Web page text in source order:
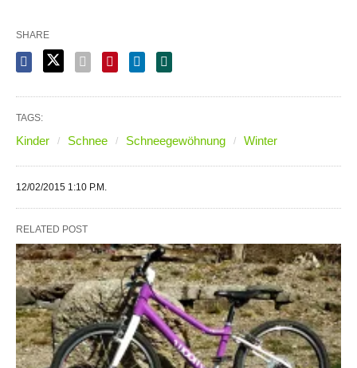
SHARE
TAGS:
Kinder Schnee Schneegewöhnung Winter
12/02/2015 1:10 P.M.
RELATED POST